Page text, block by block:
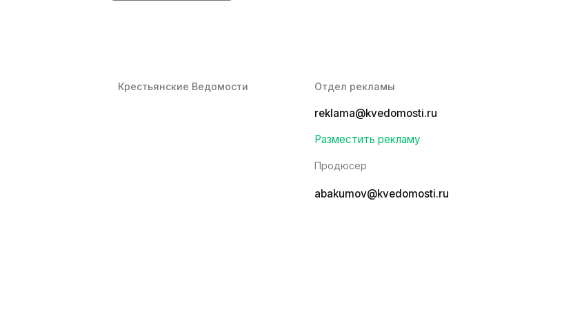
Крестьянские Ведомости Отдел рекламы
reklama@kvedomosti.ru
Разместить рекламу
Продюсер
abakumov@kvedomosti.ru